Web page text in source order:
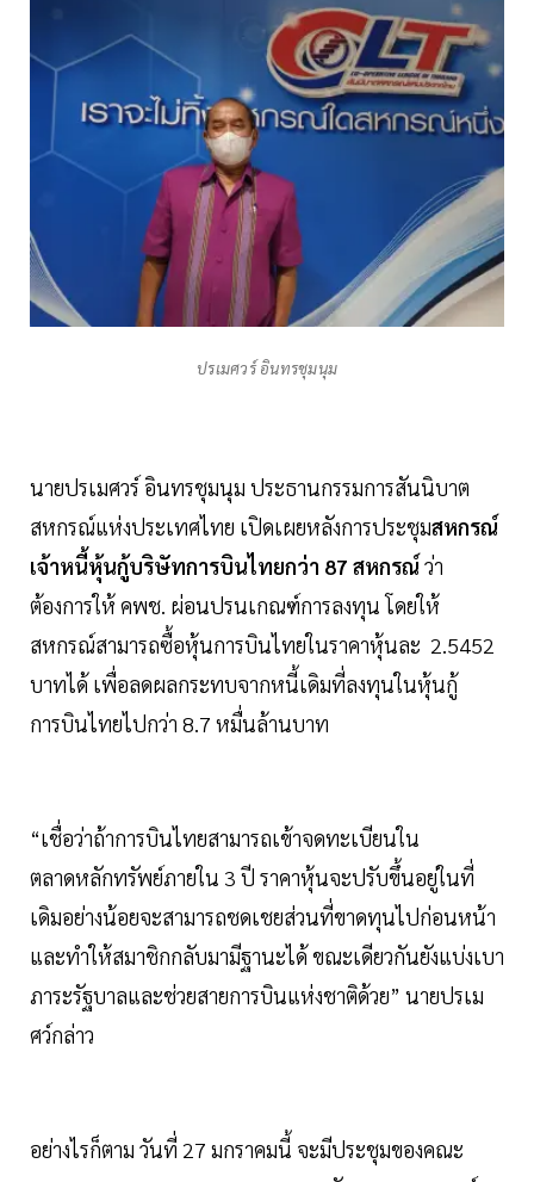
ปรเมศวร์ อินทรชุมนุม
นายปรเมศวร์ อินทรชุมนุม ประธานกรรมการสันนิบาต
สหกรณ์แห่งประเทศไทย เปิดเผยหลังการประชุมสหกรณ์
เจ้าหนี้หุ้นกู้บริษัทการบินไทยกว่า 87 สหกรณ์ ว่า
ต้องการให้ คพช. ผ่อนปรนเกณฑ์การลงทุน โดยให้
สหกรณ์สามารถซื้อหุ้นการบินไทยในราคาหุ้นละ 2.5452
บาทได้ เพื่อลดผลกระทบจากหนี้เดิมที่ลงทุนในหุ้นกู้
การบินไทยไปกว่า 8.7 หมื่นล้านบาท
“เชื่อว่าถ้าการบินไทยสามารถเข้าจดทะเบียนใน
ตลาดหลักทรัพย์ภายใน 3 ปี ราคาหุ้นจะปรับขึ้นอยู่ในที่
เดิมอย่างน้อยจะสามารถชดเชยส่วนที่ขาดทุนไปก่อนหน้า
และทำให้สมาชิกกลับมามีฐานะได้ ขณะเดียวกันยังแบ่งเบา
ภาระรัฐบาลและช่วยสายการบินแห่งชาติด้วย” นายปรเม
ศว์กล่าว
อย่างไรก็ตาม วันที่ 27 มกราคมนี้ จะมีประชุมของคณะ